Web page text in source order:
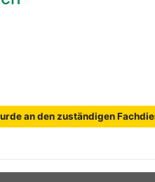
an den zuständigen